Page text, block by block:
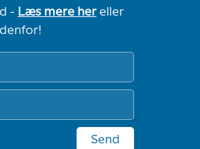
- Læs mere hereller
Send